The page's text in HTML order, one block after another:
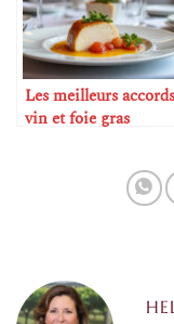
Les meilleurs accords
vin et foie gras